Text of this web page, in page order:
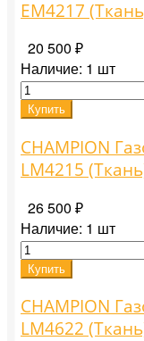
EM4217
20 500 ₽
Наличие: 1 шт
Купить
CHAMPION
LM4215
26 500 ₽
Наличие: 1 шт
Купить
CHAMPION
LM4622